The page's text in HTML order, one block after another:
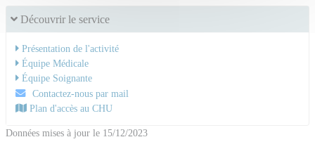
Découvrir le service
Présentation de l'activité
Équipe Médicale
Équipe Soignante
Contactez-nous par mail
Plan d'accès au CHU
Données mises à jour le 15/12/2023